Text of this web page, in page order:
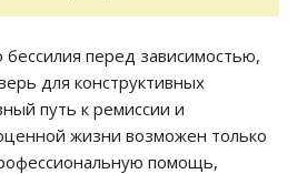
бессилия перед зависимостью,
для конструктивных
путь к ремиссии и
жизни возможен только
помощь,